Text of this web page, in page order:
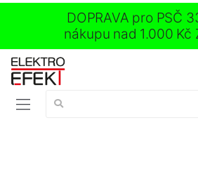
DOPRAVA pro PSČ
nákupu nad 1.000 Kč
Vyhledávání: